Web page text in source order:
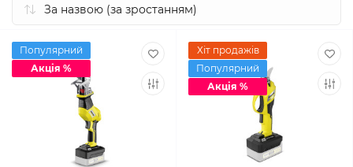
Популярний
Акція %
Хіт продажів
Популярний
Акція %